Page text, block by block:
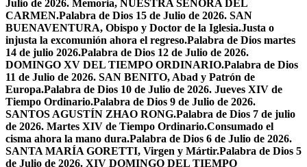
Julio de 2026. Memoria, NUESTRA SEÑORA DEL
CARMEN.Palabra de Dios 15 de Julio de 2026. SAN
BUENAVENTURA, Obispo y Doctor de la Iglesia.Justa o
injusta la excomunión ahora el regreso.Palabra de Dios martes
14 de julio 2026.Palabra de Dios 12 de Julio de 2026.
DOMINGO XV DEL TIEMPO ORDINARIO.Palabra de Dios
11 de Julio de 2026. SAN BENITO, Abad y Patrón de
Europa.Palabra de Dios 10 de Julio de 2026. Jueves XIV de
Tiempo Ordinario.Palabra de Dios 9 de Julio de 2026.
SANTOS AGUSTÍN ZHAO RONG.Palabra de Dios 7 de julio
de 2026. Martes XIV de Tiempo Ordinario.Consumado el
cisma ahora la mano dura.Palabra de Dios 6 de Julio de 2026.
SANTA MARÍA GORETTI, Virgen y Mártir.Palabra de Dios 5
de Julio de 2026. XIV DOMINGO DEL TIEMPO